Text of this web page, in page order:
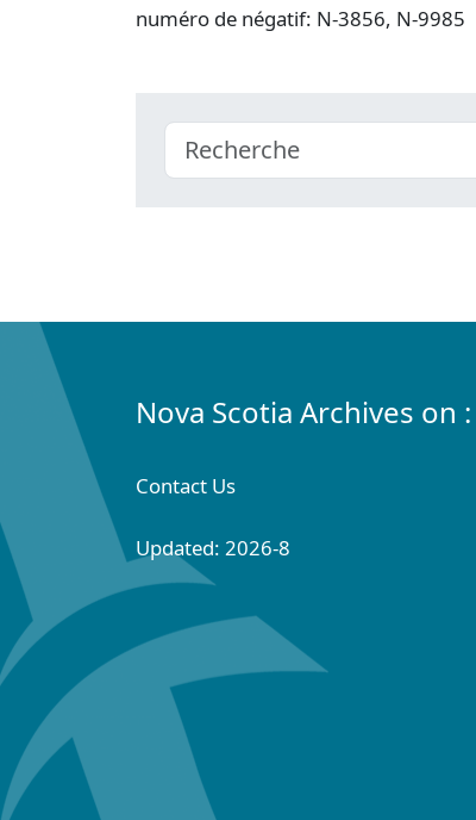
numéro de négatif: N-3856, N-9985
Nova Scotia Archives on :
Contact Us
Updated: 2026-8